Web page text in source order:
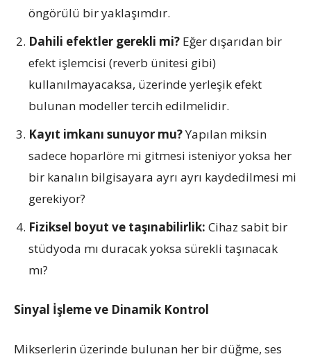
öngörülü bir yaklaşımdır.
Dahili efektler gerekli mi? Eğer dışarıdan bir
efekt işlemcisi (reverb ünitesi gibi)
kullanılmayacaksa, üzerinde yerleşik efekt
bulunan modeller tercih edilmelidir.
Kayıt imkanı sunuyor mu?Yapılan miksin
sadece hoparlöre mi gitmesi isteniyor yoksa her
bir kanalın bilgisayara ayrı ayrı kaydedilmesi mi
gerekiyor?
Fiziksel boyut ve taşınabilirlik: Cihaz sabit bir
stüdyoda mı duracak yoksa sürekli taşınacak
mı?
Sinyal İşleme ve Dinamik Kontrol
Mikserlerin üzerinde bulunan her bir düğme, ses